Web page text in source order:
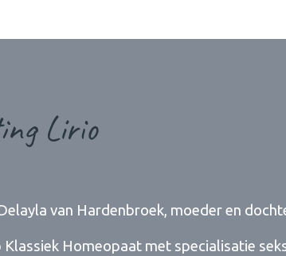
Lirio
van Hardenbroek, moeder en
Homeopaat met specialisatie